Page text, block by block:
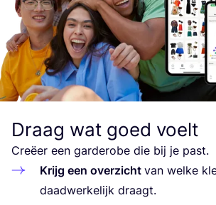
Draag wat goed voelt
Cre­ëer een gar­de­ro­be die bij je past.
Krijg een over­zicht van wel­ke
daad­wer­ke­lijk draagt.